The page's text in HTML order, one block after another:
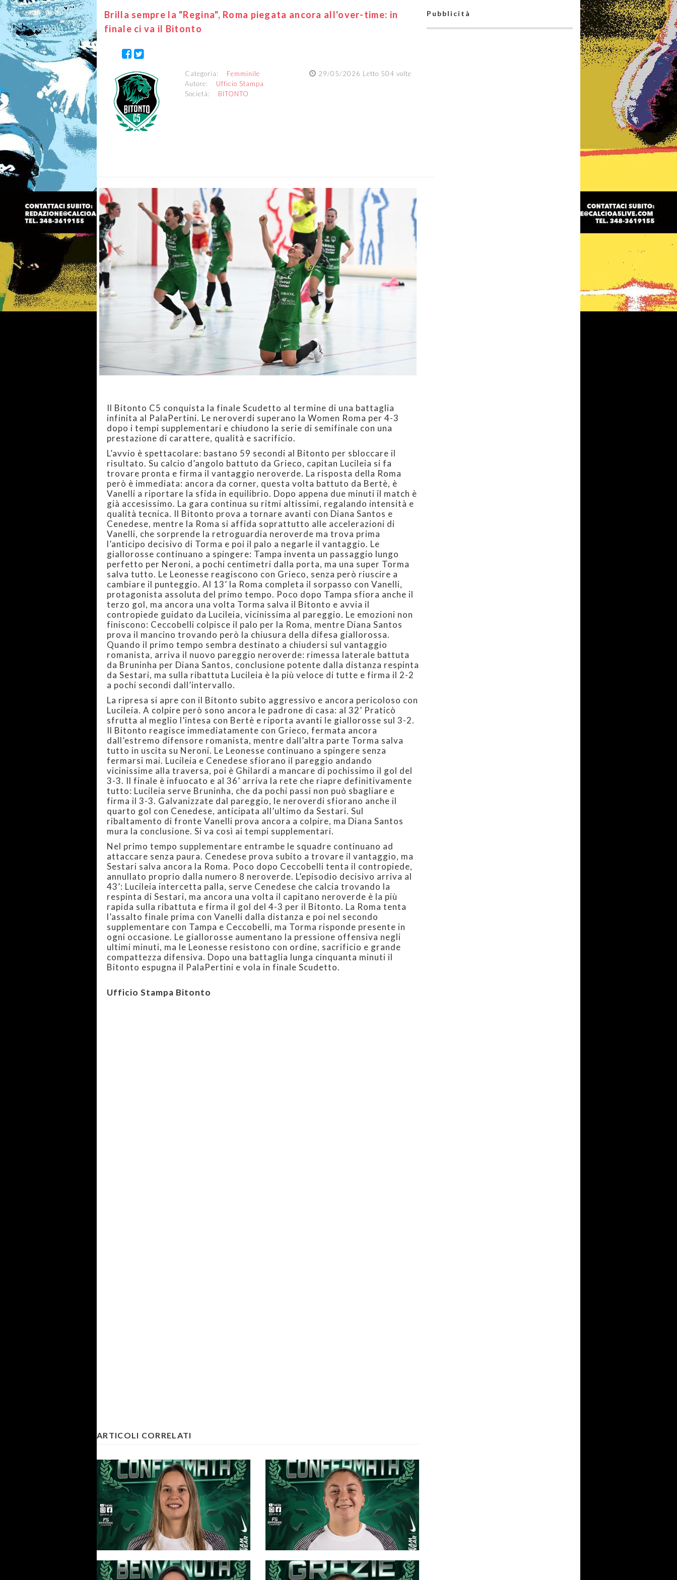
Brilla sempre la "Regina", Roma piegata ancora all'over-time: in
finale ci va il Bitonto
29/05/2026 Letto 504 volte
Categoria: Femminile
Autore: Ufficio Stampa
Società: BITONTO
Il Bitonto C5 conquista la finale Scudetto al termine di una battaglia
infinita al PalaPertini. Le neroverdi superano la Women Roma per 4-3
dopo i tempi supplementari e chiudono la serie di semifinale con una
prestazione di carattere, qualità e sacrificio.
L’avvio è spettacolare: bastano 59 secondi al Bitonto per sbloccare il
risultato. Su calcio d’angolo battuto da Grieco, capitan Lucileia si fa
trovare pronta e firma il vantaggio neroverde. La risposta della Roma
però è immediata: ancora da corner, questa volta battuto da Bertè, è
Vanelli a riportare la sfida in equilibrio. Dopo appena due minuti il match è
già accesissimo. La gara continua su ritmi altissimi, regalando intensità e
qualità tecnica. Il Bitonto prova a tornare avanti con Diana Santos e
Cenedese, mentre la Roma si affida soprattutto alle accelerazioni di
Vanelli, che sorprende la retroguardia neroverde ma trova prima
l’anticipo decisivo di Torma e poi il palo a negarle il vantaggio. Le
giallorosse continuano a spingere: Tampa inventa un passaggio lungo
perfetto per Neroni, a pochi centimetri dalla porta, ma una super Torma
salva tutto. Le Leonesse reagiscono con Grieco, senza però riuscire a
cambiare il punteggio. Al 13’ la Roma completa il sorpasso con Vanelli,
protagonista assoluta del primo tempo. Poco dopo Tampa sfiora anche il
terzo gol, ma ancora una volta Torma salva il Bitonto e avvia il
contropiede guidato da Lucileia, vicinissima al pareggio. Le emozioni non
finiscono: Ceccobelli colpisce il palo per la Roma, mentre Diana Santos
prova il mancino trovando però la chiusura della difesa giallorossa.
Quando il primo tempo sembra destinato a chiudersi sul vantaggio
romanista, arriva il nuovo pareggio neroverde: rimessa laterale battuta
da Bruninha per Diana Santos, conclusione potente dalla distanza respinta
da Sestari, ma sulla ribattuta Lucileia è la più veloce di tutte e firma il 2-2
a pochi secondi dall’intervallo.
La ripresa si apre con il Bitonto subito aggressivo e ancora pericoloso con
Lucileia. A colpire però sono ancora le padrone di casa: al 32’ Praticò
sfrutta al meglio l’intesa con Bertè e riporta avanti le giallorosse sul 3-2.
Il Bitonto reagisce immediatamente con Grieco, fermata ancora
dall’estremo difensore romanista, mentre dall’altra parte Torma salva
tutto in uscita su Neroni. Le Leonesse continuano a spingere senza
fermarsi mai. Lucileia e Cenedese sfiorano il pareggio andando
vicinissime alla traversa, poi è Ghilardi a mancare di pochissimo il gol del
3-3. Il finale è infuocato e al 36’ arriva la rete che riapre definitivamente
tutto: Lucileia serve Bruninha, che da pochi passi non può sbagliare e
firma il 3-3. Galvanizzate dal pareggio, le neroverdi sfiorano anche il
quarto gol con Cenedese, anticipata all’ultimo da Sestari. Sul
ribaltamento di fronte Vanelli prova ancora a colpire, ma Diana Santos
mura la conclusione. Si va così ai tempi supplementari.
Nel primo tempo supplementare entrambe le squadre continuano ad
attaccare senza paura. Cenedese prova subito a trovare il vantaggio, ma
Sestari salva ancora la Roma. Poco dopo Ceccobelli tenta il contropiede,
annullato proprio dalla numero 8 neroverde. L’episodio decisivo arriva al
43’: Lucileia intercetta palla, serve Cenedese che calcia trovando la
respinta di Sestari, ma ancora una volta il capitano neroverde è la più
rapida sulla ribattuta e firma il gol del 4-3 per il Bitonto. La Roma tenta
l’assalto finale prima con Vanelli dalla distanza e poi nel secondo
supplementare con Tampa e Ceccobelli, ma Torma risponde presente in
ogni occasione. Le giallorosse aumentano la pressione offensiva negli
ultimi minuti, ma le Leonesse resistono con ordine, sacrificio e grande
compattezza difensiva. Dopo una battaglia lunga cinquanta minuti il
Bitonto espugna il PalaPertini e vola in finale Scudetto.
Ufficio Stampa Bitonto
ARTICOLI CORRELATI
Pubblicità